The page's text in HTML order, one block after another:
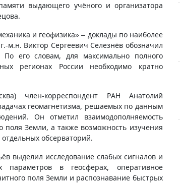
выдающего учёного и организатора
и геофизика» – доклады по наиболее
Виктор Сергеевич Селезнёв обозначил
его словам, для максимально полного
регионах России необходимо кратно
член-корреспондент РАН Анатолий
геомагнетизма, решаемых по данным
Он отметил взаимодополняемость
Земли, а также возможность изучения
обсерваторий.
выделил исследование слабых сигналов и
параметров в геосферах, оперативное
поля Земли и распознавание быстрых